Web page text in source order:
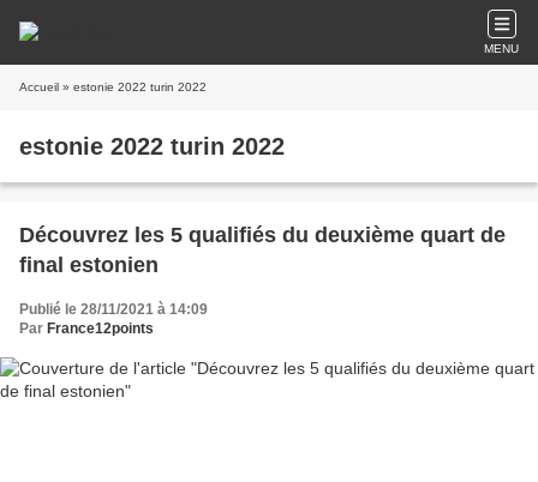
MENU
Accueil » estonie 2022 turin 2022
estonie 2022 turin 2022
Découvrez les 5 qualifiés du deuxième quart de
final estonien
Publié le 28/11/2021 à 14:09
Par France12points